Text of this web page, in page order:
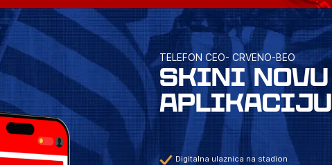
TELEFON CEO- CRVENO-BEO
SKINI NOVU
APLIKACIJU
Digitalna ulaznica na stadion